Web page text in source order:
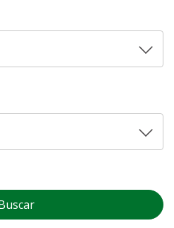
legislativas
na CLDF podem